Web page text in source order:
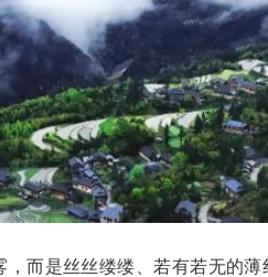
而是丝丝缕缕、若有若无的